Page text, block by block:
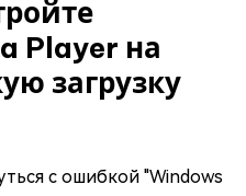
Player на
загрузку
с ошибкой "Windows